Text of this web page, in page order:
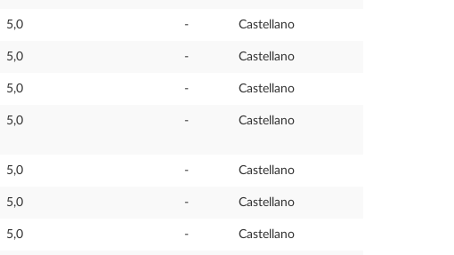
5,0 - Castellano
5,0 - Castellano
5,0 - Castellano
5,0 - Castellano
5,0 - Castellano
5,0 - Castellano
5,0 - Castellano